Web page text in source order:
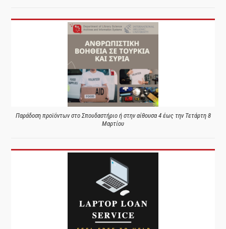
Παράδοση προϊόντων στο Σπουδαστήριο ή στην αίθουσα 4 έως την Τετάρτη 8
Μαρτίου